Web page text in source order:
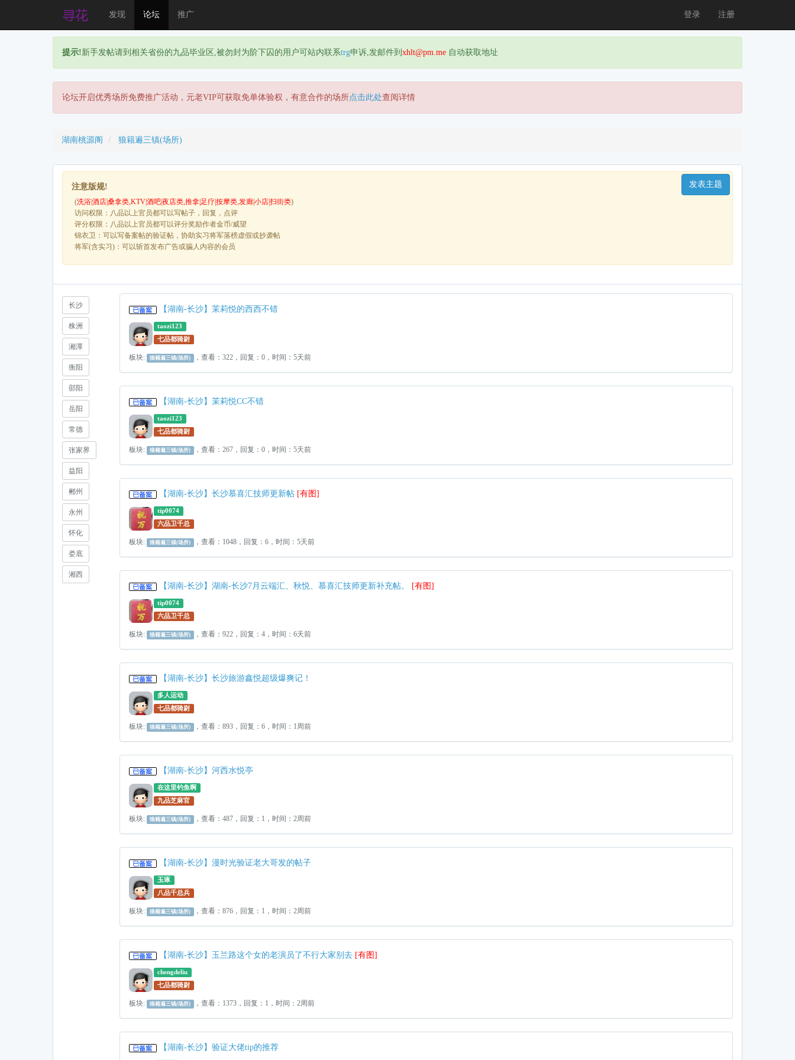
发现 论坛 推广 登录 注册
提示!新手发帖请到相关省份的九品毕业区,被勿封为阶下囚的用户可站内联系trg申诉,发邮件到 xhlt@pm.me 自动获取地址
论坛开启优秀场所免费推广活动，元老VIP可获取免单体验权，有意合作的场所点击此处查阅详情
湖南桃源阁 狼籍遍三镇(场所)
发表主题
注意版规!
(洗浴|酒店|桑拿类,KTV|酒吧|夜店类,推拿|足疗|按摩类,发廊|小店|扫街类)
访问权限：八品以上官员都可以写帖子，回复，点评
评分权限：八品以上官员都可以评分奖励作者金币/威望
锦衣卫：可以写备案帖的验证帖，协助实习将军落榜虚假或抄袭帖
将军(含实习)：可以斩首发布广告或骗人内容的会员
长沙
株洲
湘潭
衡阳
邵阳
岳阳
常德
张家界
益阳
郴州
永州
怀化
娄底
湘西
【湖南-长沙】茉莉悦的西西不错
taozi123
七品都骑尉
板块: 狼籍遍三镇(场所) ，查看：322，回复：0，时间：5天前
【湖南-长沙】茉莉悦CC不错
taozi123
七品都骑尉
板块: 狼籍遍三镇(场所) ，查看：267，回复：0，时间：5天前
【湖南-长沙】长沙慕喜汇技师更新帖 [有图]
tip0074
六品卫千总
板块: 狼籍遍三镇(场所) ，查看：1048，回复：6，时间：5天前
【湖南-长沙】湖南-长沙7月云端汇、秋悦、慕喜汇技师更新补充帖。 [有图]
tip0074
六品卫千总
板块: 狼籍遍三镇(场所) ，查看：922，回复：4，时间：6天前
【湖南-长沙】长沙旅游鑫悦超级爆爽记！
多人运动
七品都骑尉
板块: 狼籍遍三镇(场所) ，查看：893，回复：6，时间：1周前
【湖南-长沙】河西水悦亭
在这里钓鱼啊
九品芝麻官
板块: 狼籍遍三镇(场所) ，查看：487，回复：1，时间：2周前
【湖南-长沙】漫时光验证老大哥发的帖子
玉琢
八品千总兵
板块: 狼籍遍三镇(场所) ，查看：876，回复：1，时间：2周前
【湖南-长沙】玉兰路这个女的老演员了不行大家别去 [有图]
chengdeliu
七品都骑尉
板块: 狼籍遍三镇(场所) ，查看：1373，回复：1，时间：2周前
【湖南-长沙】验证大佬tip的推荐